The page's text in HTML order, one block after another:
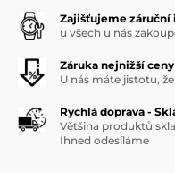
Zajišťujeme záruční
u všech u nás
Záruka nejnižší
U nás máte jistotu,
Rychlá doprava -
Většina produktů
Ihned odesíláme